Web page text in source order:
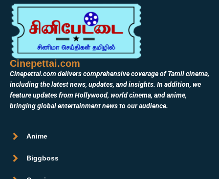
Cinepettai.com
Cinepettai.com delivers comprehensive coverage of Tamil cinema,
including the latest news, updates, and insights. In addition, we
feature updates from Hollywood, world cinema, and anime,
bringing global entertainment news to our audience.
Anime
Biggboss